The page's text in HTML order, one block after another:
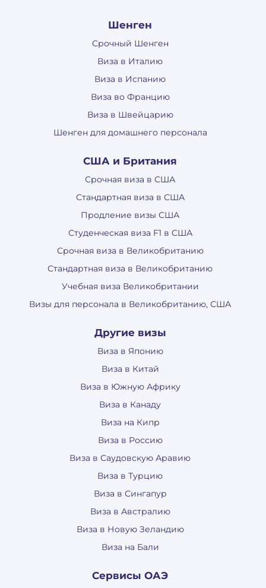
Шенген
Срочный Шенген
Виза в Италию
Виза в Испанию
Виза во Францию
Виза в Швейцарию
Шенген для домашнего персонала
США и Британия
Срочная виза в США
Стандартная виза в США
Продление визы США
Студенческая виза F1 в США
Срочная виза в Великобританию
Стандартная виза в Великобританию
Учебная виза Великобритании
Визы для персонала в Великобританию, США
Другие визы
Виза в Японию
Виза в Китай
Виза в Южную Африку
Виза в Канаду
Виза на Кипр
Виза в Россию
Виза в Саудовскую Аравию
Виза в Турцию
Виза в Сингапур
Виза в Австралию
Виза в Новую Зеландию
Виза на Бали
Сервисы ОАЭ